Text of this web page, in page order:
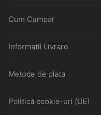
Cum Cumpar
Informatii Livrare
Metode de plata
Politică cookie-uri (UE)